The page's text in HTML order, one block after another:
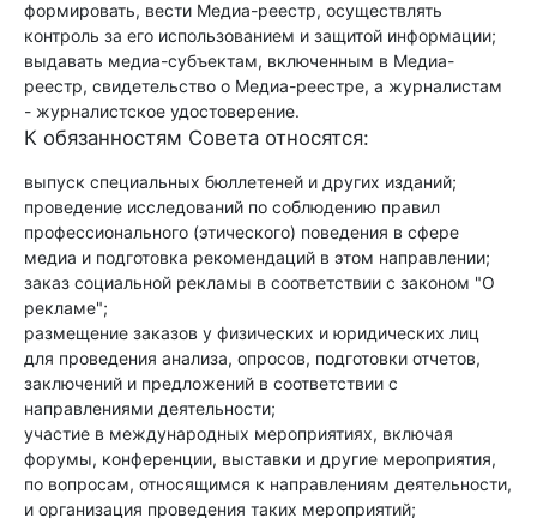
формировать, вести Медиа-реестр, осуществлять
контроль за его использованием и защитой информации;
выдавать медиа-субъектам, включенным в Медиа-
реестр, свидетельство о Медиа-реестре, а журналистам
- журналистское удостоверение.
К обязанностям Совета относятся:
выпуск специальных бюллетеней и других изданий;
проведение исследований по соблюдению правил
профессионального (этического) поведения в сфере
медиа и подготовка рекомендаций в этом направлении;
заказ социальной рекламы в соответствии с законом "О
рекламе";
размещение заказов у физических и юридических лиц
для проведения анализа, опросов, подготовки отчетов,
заключений и предложений в соответствии с
направлениями деятельности;
участие в международных мероприятиях, включая
форумы, конференции, выставки и другие мероприятия,
по вопросам, относящимся к направлениям деятельности,
и организация проведения таких мероприятий;